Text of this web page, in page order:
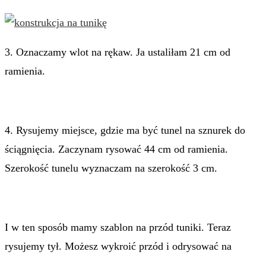
3. Oznaczamy wlot na rękaw. Ja ustaliłam 21 cm od
ramienia.
4. Rysujemy miejsce, gdzie ma być tunel na sznurek do
ściągnięcia. Zaczynam rysować 44 cm od ramienia.
Szerokość tunelu wyznaczam na szerokość 3 cm.
I w ten sposób mamy szablon na przód tuniki. Teraz
rysujemy tył. Możesz wykroić przód i odrysować na